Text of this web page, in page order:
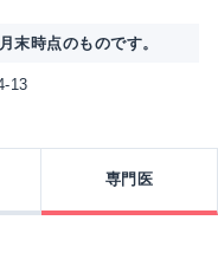
末時点のものです。
13
専門医